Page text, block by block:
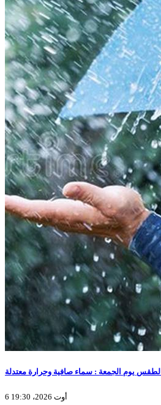
الطقس يوم الجمعة : سماء صافية وحرارة معتدلة
6 أوت 2026، 19:30